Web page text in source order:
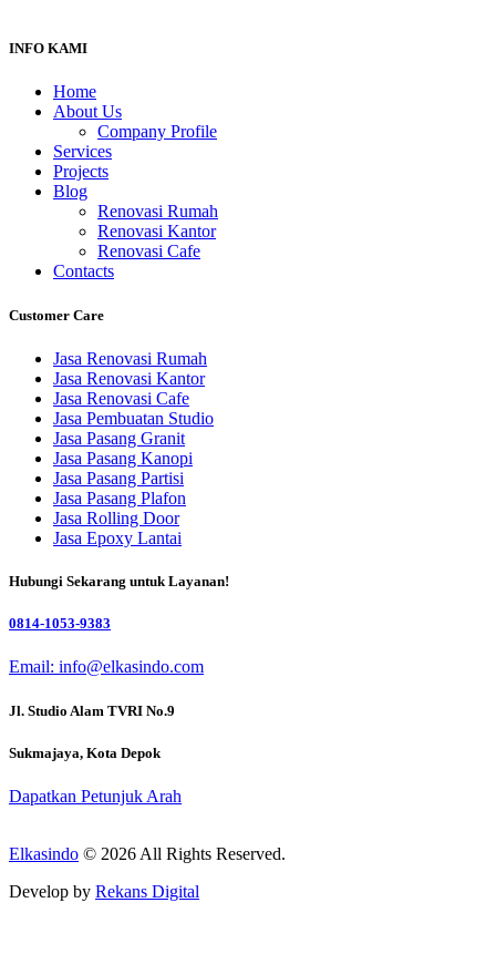
INFO KAMI
Home
About Us
Company Profile
Services
Projects
Blog
Renovasi Rumah
Renovasi Kantor
Renovasi Cafe
Contacts
Customer Care
Jasa Renovasi Rumah
Jasa Renovasi Kantor
Jasa Renovasi Cafe
Jasa Pembuatan Studio
Jasa Pasang Granit
Jasa Pasang Kanopi
Jasa Pasang Partisi
Jasa Pasang Plafon
Jasa Rolling Door
Jasa Epoxy Lantai
Hubungi Sekarang untuk Layanan!
0814-1053-9383
Email: info@elkasindo.com
Jl. Studio Alam TVRI No.9
Sukmajaya, Kota Depok
Dapatkan Petunjuk Arah
Elkasindo © 2026 All Rights Reserved.
Develop by Rekans Digital